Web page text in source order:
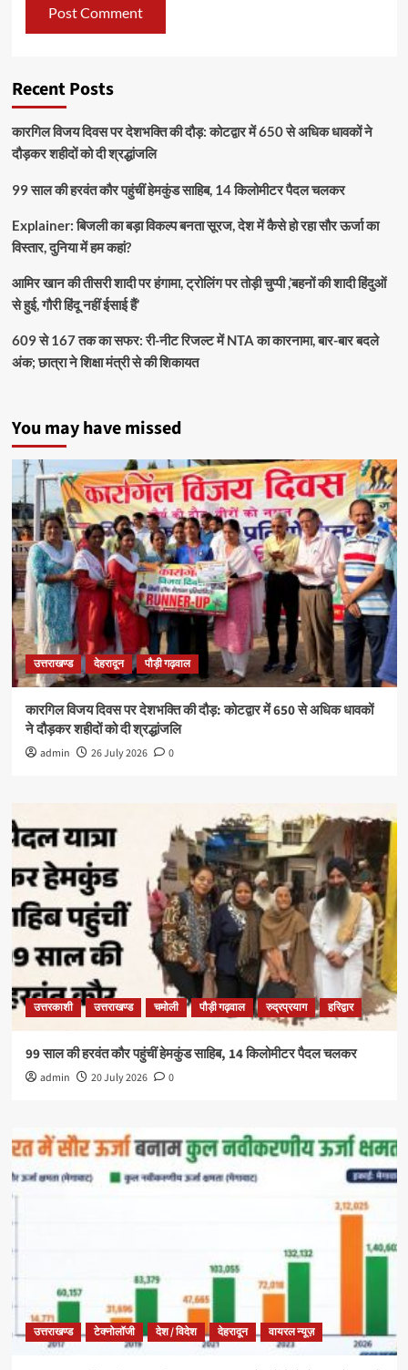
Recent Posts
कारगिल विजय दिवस पर देशभक्ति की दौड़: कोटद्वार में 650 से अधिक धावकों ने
दौड़कर शहीदों को दी श्रद्धांजलि
99 साल की हरवंत कौर पहुंचीं हेमकुंड साहिब, 14 किलोमीटर पैदल चलकर
Explainer: बिजली का बड़ा विकल्प बनता सूरज, देश में कैसे हो रहा सौर ऊर्जा का
विस्तार, दुनिया में हम कहां?
आमिर खान की तीसरी शादी पर हंगामा, ट्रोलिंग पर तोड़ी चुप्पी ,’बहनों की शादी हिंदुओं
से हुई, गौरी हिंदू नहीं ईसाई हैं’
609 से 167 तक का सफर: री-नीट रिजल्ट में NTA का कारनामा, बार-बार बदले
अंक; छात्रा ने शिक्षा मंत्री से की शिकायत
You may have missed
उत्तराखण्ड देहरादून पौड़ी गढ़वाल
कारगिल विजय दिवस पर देशभक्ति की दौड़: कोटद्वार में 650 से अधिक धावकों
ने दौड़कर शहीदों को दी श्रद्धांजलि
admin 26 July 2026 0
उत्तरकाशी उत्तराखण्ड चमोली पौड़ी गढ़वाल रुद्रप्रयाग हरिद्वार
99 साल की हरवंत कौर पहुंचीं हेमकुंड साहिब, 14 किलोमीटर पैदल चलकर
admin 20 July 2026 0
उत्तराखण्ड टेक्नोलॉजी देश / विदेश देहरादून वायरल न्यूज़